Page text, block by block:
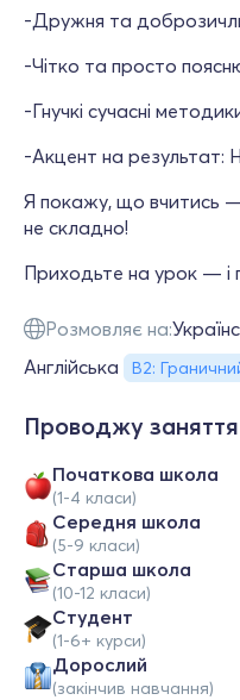
-Дружня та
-Чітко та просто
-Гнучкі сучасні
-Акцент на результат:
Я покажу, що вчитись —
не складно!
Приходьте на урок — і
Розмовляє на:
Англійська B2:
Проводжу
Початкова школа
(1-4 класи)
Середня школа
(5-9 класи)
Старша школа
(10-12 класи)
Студент
(1-6+ курси)
Дорослий
(закінчив навчання)